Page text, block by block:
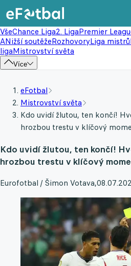
VšeChance Liga2. LigaPremier
ANižší soutěžeRozhovoryLiga mistrů
ligaMistrovství světa
Více
eFotbal
Mistrovství světa
Kdo uvidí žlutou, ten končí!
hrozbou trestu v klíčový
Kdo uvidí žlutou, ten končí!
hrozbou trestu v klíčový
Eurofotbal / Šimon Votava,